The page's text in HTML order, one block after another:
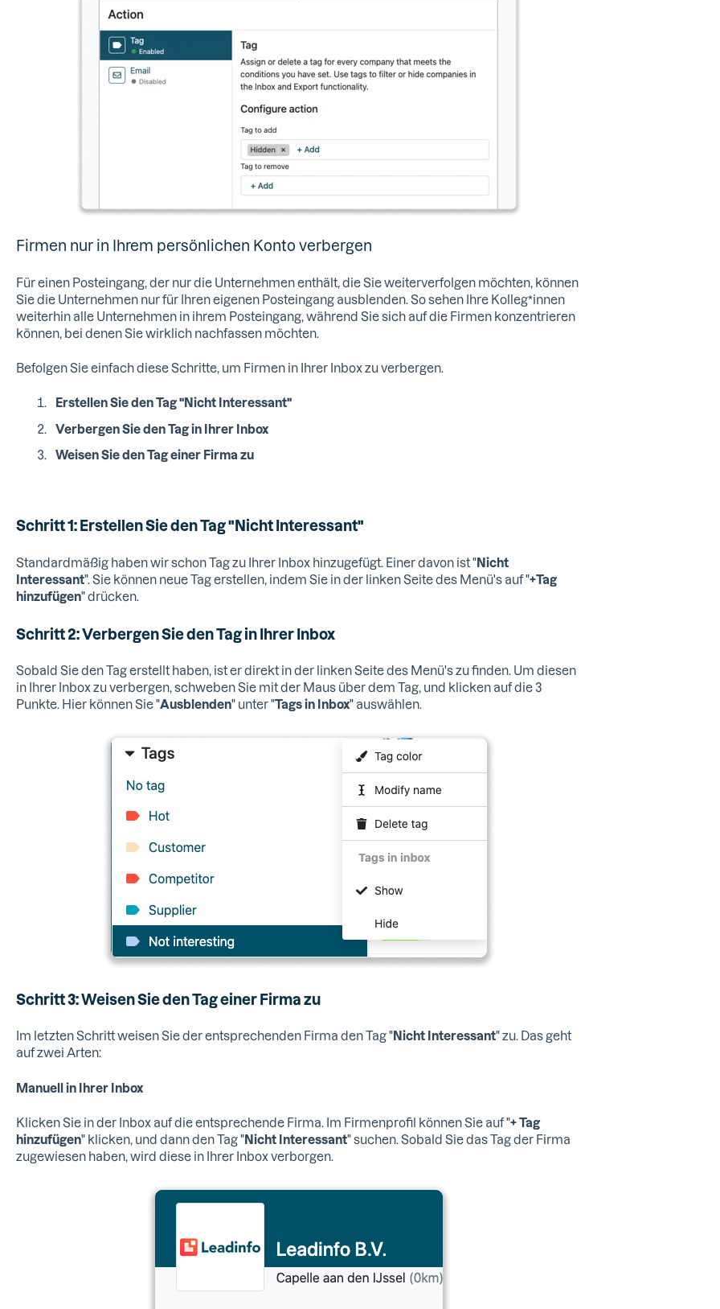
Firmen nur in Ihrem persönlichen Konto verbergen
Für einen Posteingang, der nur die Unternehmen enthält, die Sie weiterverfolgen möchten, können
Sie die Unternehmen nur für Ihren eigenen Posteingang ausblenden. So sehen Ihre Kolleg*innen
weiterhin alle Unternehmen in ihrem Posteingang, während Sie sich auf die Firmen konzentrieren
können, bei denen Sie wirklich nachfassen möchten.
Befolgen Sie einfach diese Schritte, um Firmen in Ihrer Inbox zu verbergen.
Erstellen Sie den Tag "Nicht Interessant"
Verbergen Sie den Tag in Ihrer Inbox
Weisen Sie den Tag einer Firma zu
Schritt 1: Erstellen Sie den Tag "Nicht Interessant"
Standardmäßig haben wir schon Tag zu Ihrer Inbox hinzugefügt. Einer davon ist "Nicht
Interessant". Sie können neue Tag erstellen, indem Sie in der linken Seite des Menü's auf "+Tag
hinzufügen" drücken.
Schritt 2: Verbergen Sie den Tag in Ihrer Inbox
Sobald Sie den Tag erstellt haben, ist er direkt in der linken Seite des Menü's zu finden. Um diesen
in Ihrer Inbox zu verbergen, schweben Sie mit der Maus über dem Tag, und klicken auf die 3
Punkte. Hier können Sie "Ausblenden" unter "Tags in Inbox" auswählen.
Schritt 3: Weisen Sie den Tag einer Firma zu
Im letzten Schritt weisen Sie der entsprechenden Firma den Tag "Nicht Interessant" zu. Das geht
auf zwei Arten:
Manuell in Ihrer Inbox
Klicken Sie in der Inbox auf die entsprechende Firma. Im Firmenprofil können Sie auf "+ Tag
hinzufügen" klicken, und dann den Tag "Nicht Interessant" suchen. Sobald Sie das Tag der Firma
zugewiesen haben, wird diese in Ihrer Inbox verborgen.